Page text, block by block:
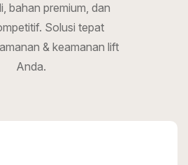
bahan premium, dan
Solusi tepat
& keamanan lift
Anda.